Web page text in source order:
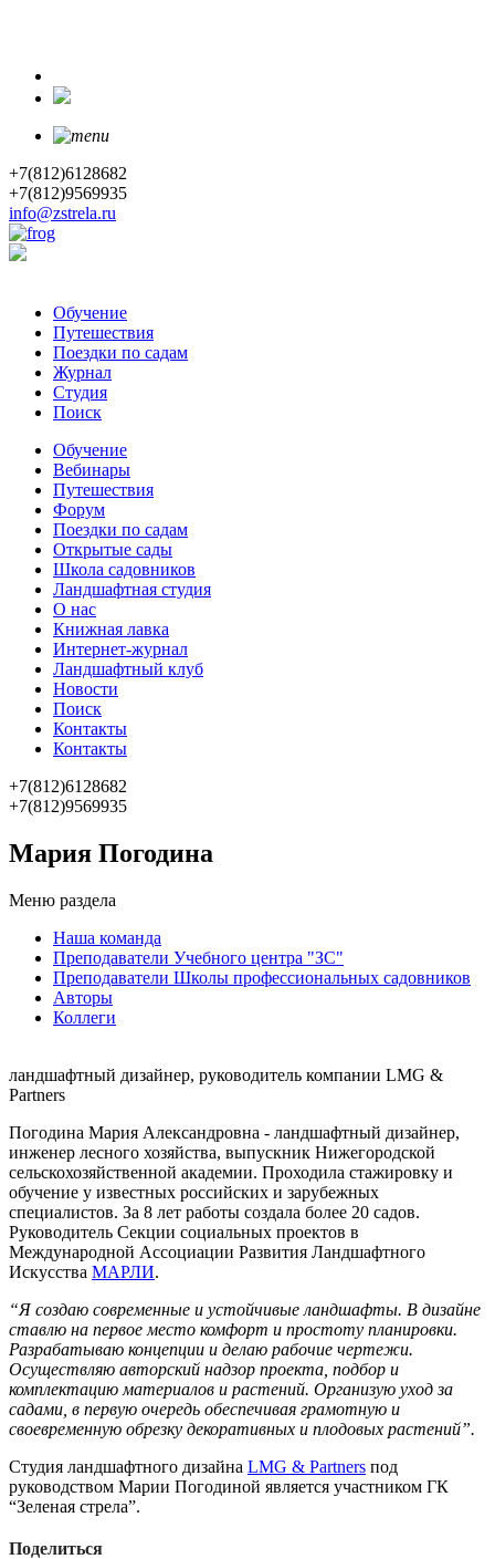
+7(812)6128682
+7(812)9569935
info@zstrela.ru
Обучение
Путешествия
Поездки по садам
Журнал
Студия
Поиск
Обучение
Вебинары
Путешествия
Форум
Поездки по садам
Открытые сады
Школа садовников
Ландшафтная студия
О нас
Книжная лавка
Интернет-журнал
Ландшафтный клуб
Новости
Поиск
Контакты
Контакты
+7(812)6128682
+7(812)9569935
Мария Погодина
Меню раздела
Наша команда
Преподаватели Учебного центра "ЗС"
Преподаватели Школы профессиональных садовников
Авторы
Коллеги
ландшафтный дизайнер, руководитель компании LMG &
Partners
Погодина Мария Александровна - ландшафтный дизайнер,
инженер лесного хозяйства, выпускник Нижегородской
сельскохозяйственной академии. Проходила стажировку и
обучение у известных российских и зарубежных
специалистов. За 8 лет работы создала более 20 садов.
Руководитель Cекции социальных проектов в
Международной Ассоциации Развития Ландшафтного
Искусства МАРЛИ.
“Я создаю современные и устойчивые ландшафты. В дизайне
ставлю на первое место комфорт и простоту планировки.
Разрабатываю концепции и делаю рабочие чертежи.
Осуществляю авторский надзор проекта, подбор и
комплектацию материалов и растений. Организую уход за
садами, в первую очередь обеспечивая грамотную и
своевременную обрезку декоративных и плодовых растений”.
Студия ландшафтного дизайна LMG & Partners под
руководством Марии Погодиной является участником ГК
“Зеленая стрела”.
Поделиться